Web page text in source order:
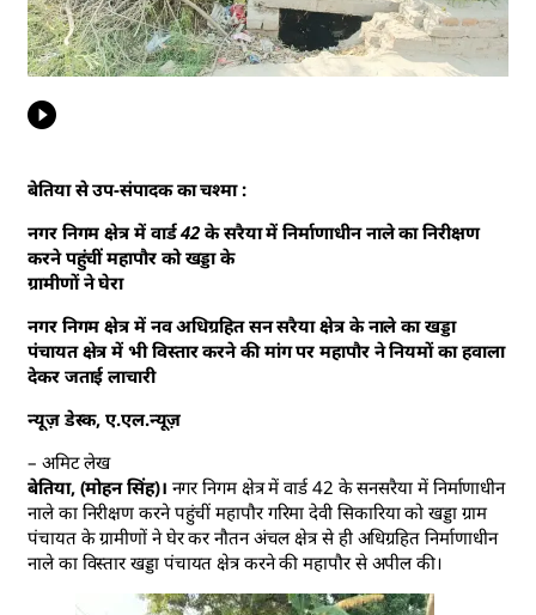
बेतिया से उप-संपादक का चश्मा :
नगर निगम क्षेत्र में वार्ड 42 के सरैया में निर्माणाधीन नाले का निरीक्षण
करने पहुंचीं महापौर को खड्डा के
ग्रामीणों ने घेरा
नगर निगम क्षेत्र में नव अधिग्रहित सन सरैया क्षेत्र के नाले का खड्डा
पंचायत क्षेत्र में भी विस्तार करने की मांग पर महापौर ने नियमों का हवाला
देकर जताई लाचारी
न्यूज़ डेस्क, ए.एल.न्यूज़
– अमिट लेख
बेतिया, (मोहन सिंह)। नगर निगम क्षेत्र में वार्ड 42 के सनसरैया में निर्माणाधीन
नाले का निरीक्षण करने पहुंचीं महापौर गरिमा देवी सिकारिया को खड्डा ग्राम
पंचायत के ग्रामीणों ने घेर कर नौतन अंचल क्षेत्र से ही अधिग्रहित निर्माणाधीन
नाले का विस्तार खड्डा पंचायत क्षेत्र करने की महापौर से अपील की।